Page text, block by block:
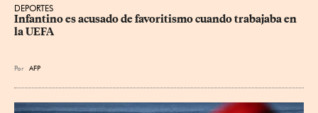
DEPORTES
Infantino es acusado de favoritismo cuando trabajaba en
la UEFA
Por AFP